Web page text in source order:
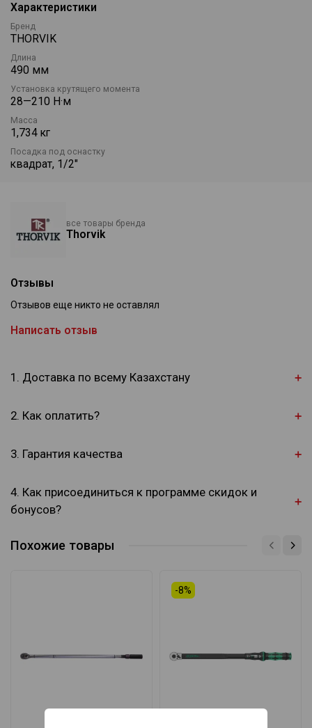
Регулировка осуществляется с помощью поворотной
рукоятки и торцевого фиксатора. Установка значения
производится в положении «Unlock», затем фиксируется в
режиме «Lock». При превышении заданного момента
происходит срабатывание с характерным щелчком.
регулировки — ±4 %. Длина инструмента — 490 мм, привод —
квадрат 1/2"DR.
Характеристики
Бренд
THORVIK
Длина
490 мм
Установка крутящего момента
28—210 Н·м
Масса
1,734 кг
Посадка под оснастку
квадрат, 1/2"
все товары бренда
Thorvik
Отзывы
Отзывов еще никто не оставлял
Написать отзыв
1. Доставка по всему Казахстану
2. Как оплатить?
3. Гарантия качества
4. Как присоединиться к программе скидок и
бонусов?
Похожие товары
-8%